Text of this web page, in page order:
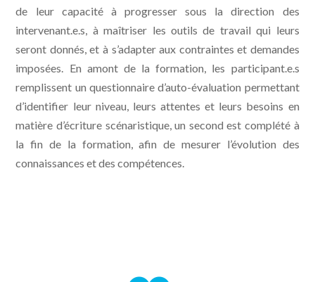
de leur capacité à progresser sous la direction des
intervenant.e.s, à maîtriser les outils de travail qui leurs
seront donnés, et à s’adapter aux contraintes et demandes
imposées. En amont de la formation, les participant.e.s
remplissent un questionnaire d’auto-évaluation permettant
d’identifier leur niveau, leurs attentes et leurs besoins en
matière d’écriture scénaristique, un second est complété à
la fin de la formation, afin de mesurer l’évolution des
connaissances et des compétences.